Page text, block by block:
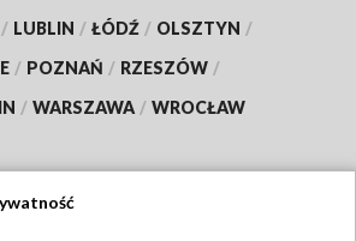
/ LUBLIN / ŁÓDŹ / OLSZTYN /
/ POZNAŃ / RZESZÓW /
/ WARSZAWA / WROCŁAW